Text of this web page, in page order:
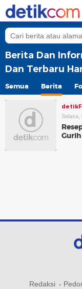
Berita Dan
Dan Terbaru
Semua Berita
Selasa,
Redaksi